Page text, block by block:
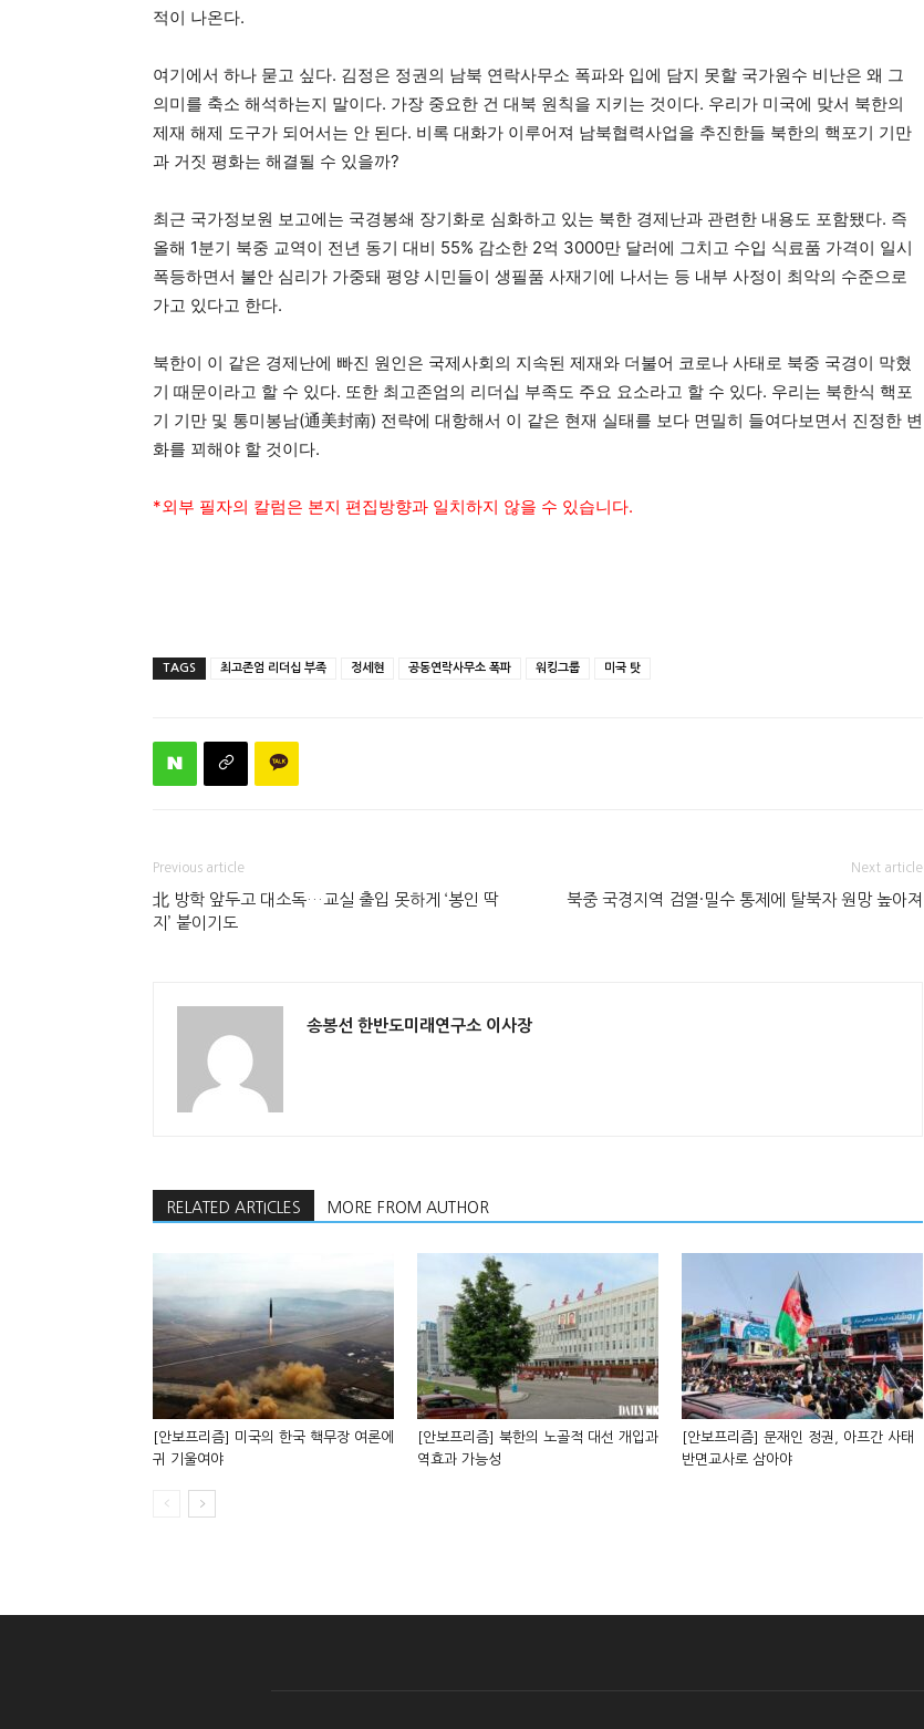
적이 나온다.
여기에서 하나 묻고 싶다. 김정은 정권의 남북 연락사무소 폭파와 입에 담지 못할 국가원수 비난은 왜 그
의미를 축소 해석하는지 말이다. 가장 중요한 건 대북 원칙을 지키는 것이다. 우리가 미국에 맞서 북한의
제재 해제 도구가 되어서는 안 된다. 비록 대화가 이루어져 남북협력사업을 추진한들 북한의 핵포기 기만
과 거짓 평화는 해결될 수 있을까?
최근 국가정보원 보고에는 국경봉쇄 장기화로 심화하고 있는 북한 경제난과 관련한 내용도 포함됐다. 즉
올해 1분기 북중 교역이 전년 동기 대비 55% 감소한 2억 3000만 달러에 그치고 수입 식료품 가격이 일시
폭등하면서 불안 심리가 가중돼 평양 시민들이 생필품 사재기에 나서는 등 내부 사정이 최악의 수준으로
가고 있다고 한다.
북한이 이 같은 경제난에 빠진 원인은 국제사회의 지속된 제재와 더불어 코로나 사태로 북중 국경이 막혔
기 때문이라고 할 수 있다. 또한 최고존엄의 리더십 부족도 주요 요소라고 할 수 있다. 우리는 북한식 핵포
기 기만 및 통미봉남(通美封南) 전략에 대항해서 이 같은 현재 실태를 보다 면밀히 들여다보면서 진정한 변
화를 꾀해야 할 것이다.
*외부 필자의 칼럼은 본지 편집방향과 일치하지 않을 수 있습니다.
TAGS 최고존엄 리더십 부족 정세현 공동연락사무소 폭파 워킹그룹 미국 탓
Previous article
北 방학 앞두고 대소독…교실 출입 못하게 ‘봉인 딱
지’ 붙이기도
Next article
북중 국경지역 검열·밀수 통제에 탈북자 원망 높아져
송봉선 한반도미래연구소 이사장
RELATED ARTICLES MORE FROM AUTHOR
[안보프리즘] 미국의 한국 핵무장 여론에
귀 기울여야
[안보프리즘] 북한의 노골적 대선 개입과
역효과 가능성
[안보프리즘] 문재인 정권, 아프간 사태
반면교사로 삼아야